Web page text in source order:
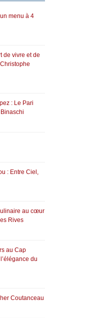
menu à 4
de vivre et de
: Le Pari
: Entre Ciel,
au cœur
Rives
au Cap
du
Coutanceau